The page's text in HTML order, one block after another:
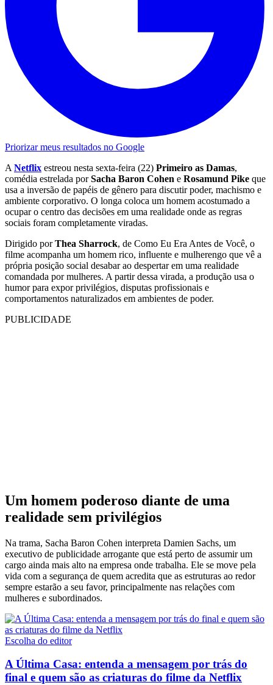
Priorizar meus resultados no Google
A Netflix estreou nesta sexta-feira (22) Primeiro as Damas,
comédia estrelada porSacha Baron Cohen e Rosamund Pike que
usa a inversão de papéis de gênero para discutir poder, machismo e
ambiente corporativo. O longa coloca um homem acostumado a
ocupar o centro das decisões em uma realidade onde as regras
sociais foram completamente viradas.
Dirigido porThea Sharrock, de Como Eu Era Antes de Você, o
filme acompanha um homem rico, influente e mulherengo que vê a
própria posição social desabar ao despertar em uma realidade
comandada por mulheres. A partir dessa virada, a produção usa o
humor para expor privilégios, disputas profissionais e
comportamentos naturalizados em ambientes de poder.
PUBLICIDADE
Um homem poderoso diante de uma
realidade sem privilégios
Na trama, Sacha Baron Cohen interpreta Damien Sachs, um
executivo de publicidade arrogante que está perto de assumir um
cargo ainda mais alto na empresa onde trabalha. Ele se move pela
vida com a segurança de quem acredita que as estruturas ao redor
sempre estarão a seu favor, principalmente nas relações com
mulheres e subordinados.
Escolha do editor
A Última Casa: entenda a mensagem por trás do
final e quem são as criaturas do filme da Netflix